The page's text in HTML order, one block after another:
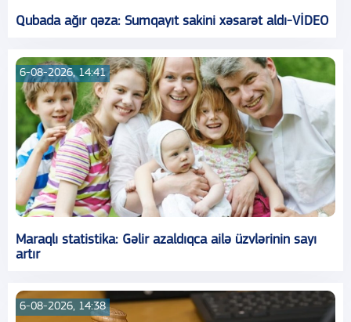
Qubada ağır qəza: Sumqayıt sakini xəsarət aldı-VİDEO
6-08-2026, 14:41
Maraqlı statistika: Gəlir azaldıqca ailə üzvlərinin sayı
artır
6-08-2026, 14:38